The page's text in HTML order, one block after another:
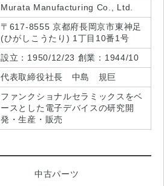
Murata Manufacturing Co., Ltd.
〒617-8555 京都府長岡京市東神足
(ひがしこうたり) 1丁目10番1号
設立：1950/12/23 創業：1944/10
代表取締役社長 中島 規巨
ファンクショナルセラミックスをベ
ースとした電子デバイスの研究開
発・生産・販売
中古パーツ